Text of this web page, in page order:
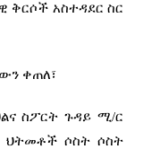
ቅርሶች አስተዳደር ስር
ቀጠለ፣
ስፖርት ጉዳይ ሚ/ር
ሶስት ሶስት